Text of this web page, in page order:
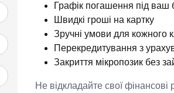
Графік погашення під ваш
Швидкі гроші на картку
Зручні умови для кожного
Перекредитування з
Закриття мікропозик без
Не відкладайте свої